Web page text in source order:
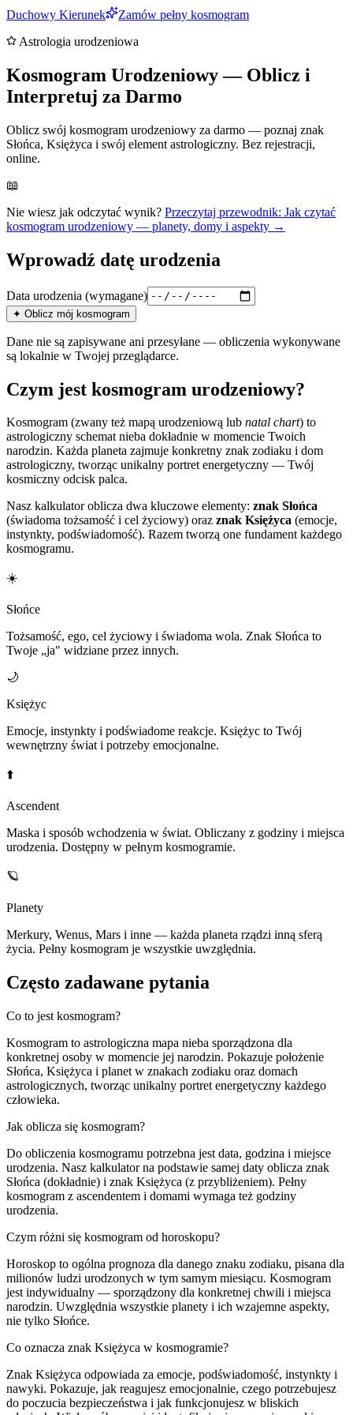
Duchowy Kierunek
Zamów pełny kosmogram
Astrologia urodzeniowa
Kosmogram Urodzeniowy — Oblicz i
Interpretuj za Darmo
Oblicz swój kosmogram urodzeniowy za darmo — poznaj znak
Słońca, Księżyca i swój element astrologiczny. Bez rejestracji,
online.
📖
Nie wiesz jak odczytać wynik? Przeczytaj przewodnik: Jak czytać
kosmogram urodzeniowy — planety, domy i aspekty →
Wprowadź datę urodzenia
Data urodzenia (wymagane)
✦ Oblicz mój kosmogram
Dane nie są zapisywane ani przesyłane — obliczenia wykonywane
są lokalnie w Twojej przeglądarce.
Czym jest kosmogram urodzeniowy?
Kosmogram (zwany też mapą urodzeniową lub natal chart) to
astrologiczny schemat nieba dokładnie w momencie Twoich
narodzin. Każda planeta zajmuje konkretny znak zodiaku i dom
astrologiczny, tworząc unikalny portret energetyczny — Twój
kosmiczny odcisk palca.
Nasz kalkulator oblicza dwa kluczowe elementy: znak Słońca
(świadoma tożsamość i cel życiowy) oraz znak Księżyca (emocje,
instynkty, podświadomość). Razem tworzą one fundament każdego
kosmogramu.
☀️
Słońce
Tożsamość, ego, cel życiowy i świadoma wola. Znak Słońca to
Twoje „ja" widziane przez innych.
🌙
Księżyc
Emocje, instynkty i podświadome reakcje. Księżyc to Twój
wewnętrzny świat i potrzeby emocjonalne.
⬆️
Ascendent
Maska i sposób wchodzenia w świat. Obliczany z godziny i miejsca
urodzenia. Dostępny w pełnym kosmogramie.
🪐
Planety
Merkury, Wenus, Mars i inne — każda planeta rządzi inną sferą
życia. Pełny kosmogram je wszystkie uwzględnia.
Często zadawane pytania
Co to jest kosmogram?
Kosmogram to astrologiczna mapa nieba sporządzona dla
konkretnej osoby w momencie jej narodzin. Pokazuje położenie
Słońca, Księżyca i planet w znakach zodiaku oraz domach
astrologicznych, tworząc unikalny portret energetyczny każdego
człowieka.
Jak oblicza się kosmogram?
Do obliczenia kosmogramu potrzebna jest data, godzina i miejsce
urodzenia. Nasz kalkulator na podstawie samej daty oblicza znak
Słońca (dokładnie) i znak Księżyca (z przybliżeniem). Pełny
kosmogram z ascendentem i domami wymaga też godziny
urodzenia.
Czym różni się kosmogram od horoskopu?
Horoskop to ogólna prognoza dla danego znaku zodiaku, pisana dla
milionów ludzi urodzonych w tym samym miesiącu. Kosmogram
jest indywidualny — sporządzony dla konkretnej chwili i miejsca
narodzin. Uwzględnia wszystkie planety i ich wzajemne aspekty,
nie tylko Słońce.
Co oznacza znak Księżyca w kosmogramie?
Znak Księżyca odpowiada za emocje, podświadomość, instynkty i
nawyki. Pokazuje, jak reagujesz emocjonalnie, czego potrzebujesz
do poczucia bezpieczeństwa i jak funkcjonujesz w bliskich